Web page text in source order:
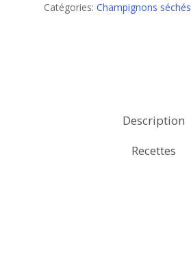
Catégories: Champignons séchés
Description
Recettes